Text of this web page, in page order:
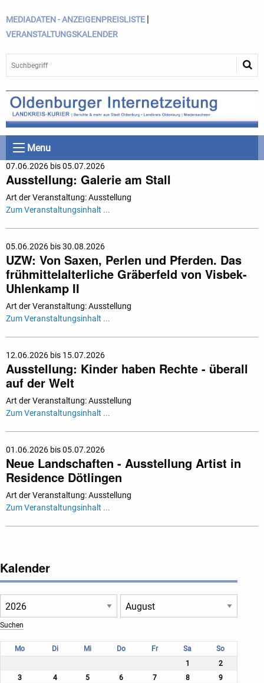
MEDIADATEN - ANZEIGENPREISLISTE |
VERANSTALTUNGSKALENDER
Menu
07.06.2026 bis 05.07.2026
Ausstellung: Galerie am Stall
Art der Veranstaltung: Ausstellung
Zum Veranstaltungsinhalt ...
05.06.2026 bis 30.08.2026
UZW: Von Saxen, Perlen und Pferden. Das
frühmittelalterliche Gräberfeld von Visbek-
Uhlenkamp II
Art der Veranstaltung: Ausstellung
Zum Veranstaltungsinhalt ...
12.06.2026 bis 15.07.2026
Ausstellung: Kinder haben Rechte - überall
auf der Welt
Art der Veranstaltung: Ausstellung
Zum Veranstaltungsinhalt ...
01.06.2026 bis 05.07.2026
Neue Landschaften - Ausstellung Artist in
Residence Dötlingen
Art der Veranstaltung: Ausstellung
Zum Veranstaltungsinhalt ...
Kalender
Mo Di Mi Do Fr Sa
So
1
2
3
4 5 6 7 8
9